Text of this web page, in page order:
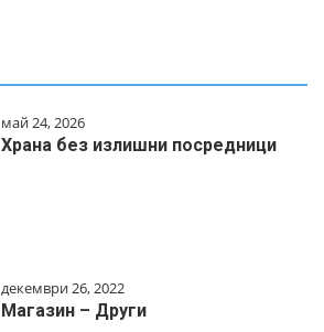
май 24, 2026
Храна без излишни посредници
декември 26, 2022
Магазин – Други